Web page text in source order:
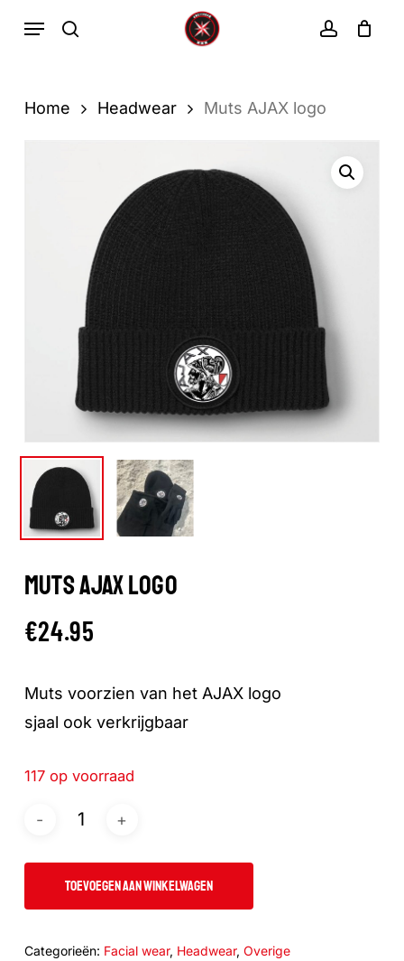
zoekopdracht
Menu
Winkelwagen
Home Headwear Muts AJAX logo
MUTS AJAX LOGO
€24.95
Muts voorzien van het AJAX logo
sjaal ook verkrijgbaar
117 op voorraad
TOEVOEGEN AAN WINKELWAGEN
Categorieën: Facial wear, Headwear, Overige